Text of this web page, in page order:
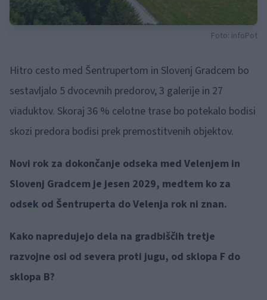
Foto: infoPot
Hitro cesto med Šentrupertom in Slovenj Gradcem bo
sestavljalo 5 dvocevnih predorov, 3 galerije in 27
viaduktov. Skoraj 36 % celotne trase bo potekalo bodisi
skozi predora bodisi prek premostitvenih objektov.
Novi rok za dokončanje odseka med Velenjem in
Slovenj Gradcem je jesen 2029, medtem ko za
odsek od Šentruperta do Velenja rok ni znan.
Kako napredujejo dela na gradbiščih tretje
razvojne osi od severa proti jugu, od sklopa F do
sklopa B?